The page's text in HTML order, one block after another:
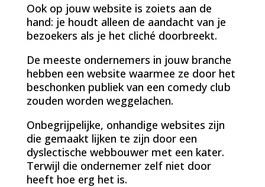
Ook op jouw website is zoiets aan de
hand: je houdt alleen de aandacht van je
bezoekers als je het cliché doorbreekt.
De meeste ondernemers in jouw branche
hebben een website waarmee ze door het
beschonken publiek van een comedy club
zouden worden weggelachen.
Onbegrijpelijke, onhandige websites zijn
die gemaakt lijken te zijn door een
dyslectische webbouwer met een kater.
Terwijl die ondernemer zelf niet door
heeft hoe erg het is.